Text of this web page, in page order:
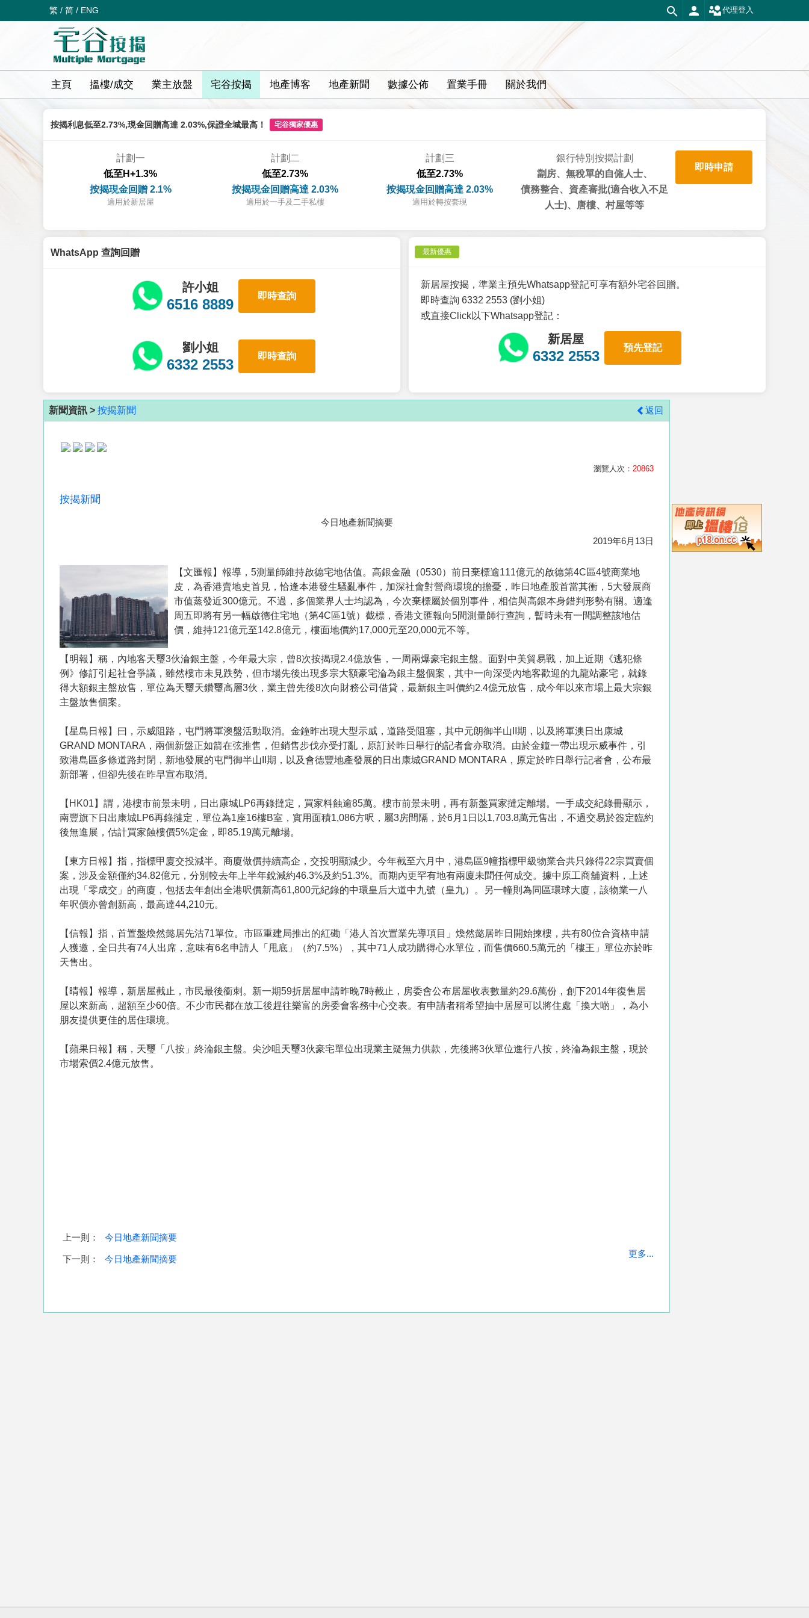
繁 / 简 / ENG 代理登入
主頁 搵樓/成交 業主放盤 宅谷按揭 地產博客 地產新聞 數據公佈 置業手冊 關於我們
按揭利息低至2.73%,現金回贈高達 2.03%,保證全城最高！ 宅谷獨家優惠
計劃一
低至H+1.3%
按揭現金回贈 2.1%
適用於新居屋
計劃二
低至2.73%
按揭現金回贈高達 2.03%
適用於一手及二手私樓
計劃三
低至2.73%
按揭現金回贈高達 2.03%
適用於轉按套現
銀行特別按揭計劃
劏房、無稅單的自僱人士、
債務整合、資產審批(適合收入不足
人士)、唐樓、村屋等等
即時申請
WhatsApp 查詢回贈
許小姐
6516 8889
即時查詢
劉小姐
6332 2553
即時查詢
最新優惠
新居屋按揭，準業主預先Whatsapp登記可享有額外宅谷回贈。
即時查詢 6332 2553 (劉小姐)
或直接Click以下Whatsapp登記：
新居屋
6332 2553
預先登記
新聞資訊 > 按揭新聞 返回
瀏覽人次： 20863
按揭新聞
今日地產新聞摘要
2019年6月13日
【文匯報】報導，5測量師維持啟德宅地估值。高銀金融（0530）前日棄標逾111億元的啟德第4C區4號商業地
皮，為香港賣地史首見，恰逢本港發生騷亂事件，加深社會對營商環境的擔憂，昨日地產股首當其衝，5大發展商
市值蒸發近300億元。不過，多個業界人士均認為，今次棄標屬於個別事件，相信與高銀本身錯判形勢有關。適逢
周五即將有另一幅啟德住宅地（第4C區1號）截標，香港文匯報向5間測量師行查詢，暫時未有一間調整該地估
價，維持121億元至142.8億元，樓面地價約17,000元至20,000元不等。
【明報】稱，內地客天璽3伙淪銀主盤，今年最大宗，曾8次按揭現2.4億放售，一周兩爆豪宅銀主盤。面對中美貿易戰，加上近期《逃犯條
例》修訂引起社會爭議，雖然樓市未見跌勢，但市場先後出現多宗大額豪宅淪為銀主盤個案，其中一向深受內地客歡迎的九龍站豪宅，就錄
得大額銀主盤放售，單位為天璽天鑽璽高層3伙，業主曾先後8次向財務公司借貸，最新銀主叫價約2.4億元放售，成今年以來市場上最大宗銀
主盤放售個案。
【星島日報】曰，示威阻路，屯門將軍澳盤活動取消。金鐘昨出現大型示威，道路受阻塞，其中元朗御半山II期，以及將軍澳日出康城
GRAND MONTARA，兩個新盤正如箭在弦推售，但銷售步伐亦受打亂，原訂於昨日舉行的記者會亦取消。由於金鐘一帶出現示威事件，引
致港島區多條道路封閉，新地發展的屯門御半山II期，以及會德豐地產發展的日出康城GRAND MONTARA，原定於昨日舉行記者會，公布最
新部署，但卻先後在昨早宣布取消。
【HK01】謂，港樓市前景未明，日出康城LP6再錄撻定，買家料蝕逾85萬。樓市前景未明，再有新盤買家撻定離場。一手成交紀錄冊顯示，
南豐旗下日出康城LP6再錄撻定，單位為1座16樓B室，實用面積1,086方呎，屬3房間隔，於6月1日以1,703.8萬元售出，不過交易於簽定臨約
後無進展，估計買家蝕樓價5%定金，即85.19萬元離場。
【東方日報】指，指標甲廈交投減半。商廈做價持續高企，交投明顯減少。今年截至六月中，港島區9幢指標甲級物業合共只錄得22宗買賣個
案，涉及金額僅約34.82億元，分別較去年上半年銳減約46.3%及約51.3%。而期內更罕有地有兩廈未聞任何成交。據中原工商舖資料，上述
出現「零成交」的商廈，包括去年創出全港呎價新高61,800元紀錄的中環皇后大道中九號（皇九）。另一幢則為同區環球大廈，該物業一八
年呎價亦曾創新高，最高達44,210元。
【信報】指，首置盤煥然懿居先沽71單位。市區重建局推出的紅磡「港人首次置業先導項目」煥然懿居昨日開始揀樓，共有80位合資格申請
人獲邀，全日共有74人出席，意味有6名申請人「甩底」（約7.5%），其中71人成功購得心水單位，而售價660.5萬元的「樓王」單位亦於昨
天售出。
【晴報】報導，新居屋截止，市民最後衝刺。新一期59折居屋申請昨晚7時截止，房委會公布居屋收表數量約29.6萬份，創下2014年復售居
屋以來新高，超額至少60倍。不少市民都在放工後趕往樂富的房委會客務中心交表。有申請者稱希望抽中居屋可以將住處「換大啲」，為小
朋友提供更佳的居住環境。
【蘋果日報】稱，天璽「八按」終淪銀主盤。尖沙咀天璽3伙豪宅單位出現業主疑無力供款，先後將3伙單位進行八按，終淪為銀主盤，現於
市場索價2.4億元放售。
上一則： 今日地產新聞摘要
下一則： 今日地產新聞摘要
更多...